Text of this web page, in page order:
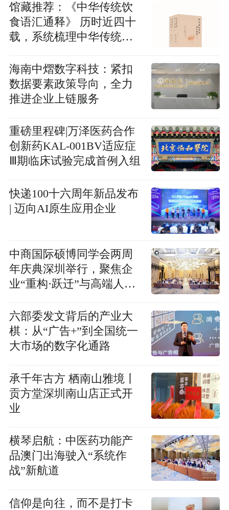
馆藏推荐：《中华传统饮
食语汇通释》 历时近四十
载，系统梳理中华传统饮
版
海南中熠数字科技：紧扣
数据要素政策导向，全力
推进企业上链服务
重磅里程碑|万泽医药合作
创新药KAL-001BV适应症
Ⅲ期临床试验完成首例入组
快递100十六周年新品发布
| 迈向AI原生应用企业
中商国际硕博同学会两周
年庆典深圳举行，聚焦企
业“重构·跃迁”与高端人才
六部委发文背后的产业大
棋：从“广告+”到全国统一
大市场的数字化通路
承千年古方 栖南山雅境丨
贡方堂深圳南山店正式开
业
横琴启航：中医药功能产
品澳门出海驶入“系统作
战”新航道
信仰是向往，而不是打卡